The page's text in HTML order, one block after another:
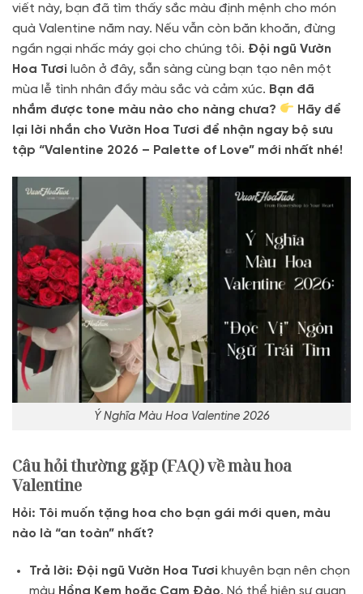
viết này, bạn đã tìm thấy sắc màu định mệnh cho món
quà Valentine năm nay. Nếu vẫn còn băn khoăn, đừng
ngần ngại nhấc máy gọi cho chúng tôi. Đội ngũ Vườn
Hoa Tươi luôn ở đây, sẵn sàng cùng bạn tạo nên một
mùa lễ tình nhân đầy màu sắc và cảm xúc. Bạn đã
nhắm được tone màu nào cho nàng chưa?
Hãy để
lại lời nhắn cho Vườn Hoa Tươi để nhận ngay bộ sưu
tập “Valentine 2026 – Palette of Love” mới nhất nhé!
Ý Nghĩa Màu Hoa Valentine 2026
Câu hỏi thường gặp (FAQ) về màu hoa
Valentine
Hỏi: Tôi muốn tặng hoa cho bạn gái mới quen, màu
nào là “an toàn” nhất?
Trả lời: Đội ngũ Vườn Hoa Tươi khuyên bạn nên chọn
màu Hồng Kem hoặc Cam Đào. Nó thể hiện sự quan